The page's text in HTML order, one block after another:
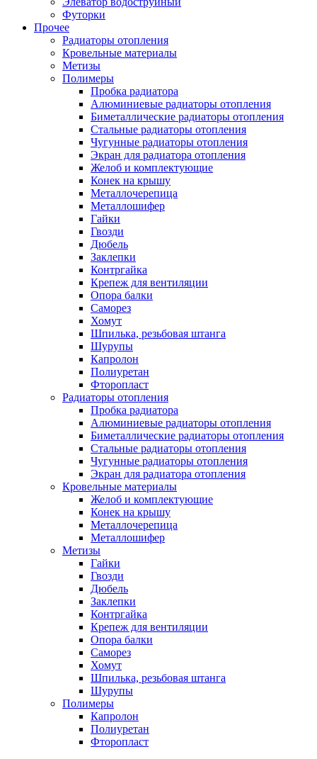
Футорки
Прочее
Радиаторы отопления
Кровельные материалы
Метизы
Полимеры
Пробка радиатора
Алюминиевые радиаторы отопления
Биметаллические радиаторы отопления
Стальные радиаторы отопления
Чугунные радиаторы отопления
Экран для радиатора отопления
Желоб и комплектующие
Конек на крышу
Металлочерепица
Металлошифер
Гайки
Гвозди
Дюбель
Заклепки
Контргайка
Крепеж для вентиляции
Опора балки
Саморез
Хомут
Шпилька, резьбовая штанга
Шурупы
Капролон
Полиуретан
Фторопласт
Радиаторы отопления
Пробка радиатора
Алюминиевые радиаторы отопления
Биметаллические радиаторы отопления
Стальные радиаторы отопления
Чугунные радиаторы отопления
Экран для радиатора отопления
Кровельные материалы
Желоб и комплектующие
Конек на крышу
Металлочерепица
Металлошифер
Метизы
Гайки
Гвозди
Дюбель
Заклепки
Контргайка
Крепеж для вентиляции
Опора балки
Саморез
Хомут
Шпилька, резьбовая штанга
Шурупы
Полимеры
Капролон
Полиуретан
Фторопласт